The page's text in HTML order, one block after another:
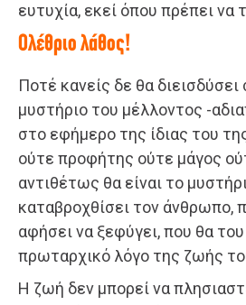
ευτυχία, εκεί όπου πρέπει να
Ολέθριο λάθος!
Ποτέ κανείς δε θα
μυστήριο του μέλλοντος -
στο εφήμερο της ίδιας του
ούτε προφήτης ούτε μάγος
αντιθέτως θα είναι το
καταβροχθίσει τον άνθρωπο,
αφήσει να ξεφύγει, που θα
πρωταρχικό λόγο της ζωής
Η ζωή δεν μπορεί να